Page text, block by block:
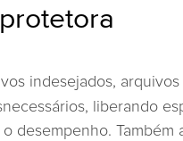
indesejados, arquivos
liberando
desempenho. Também